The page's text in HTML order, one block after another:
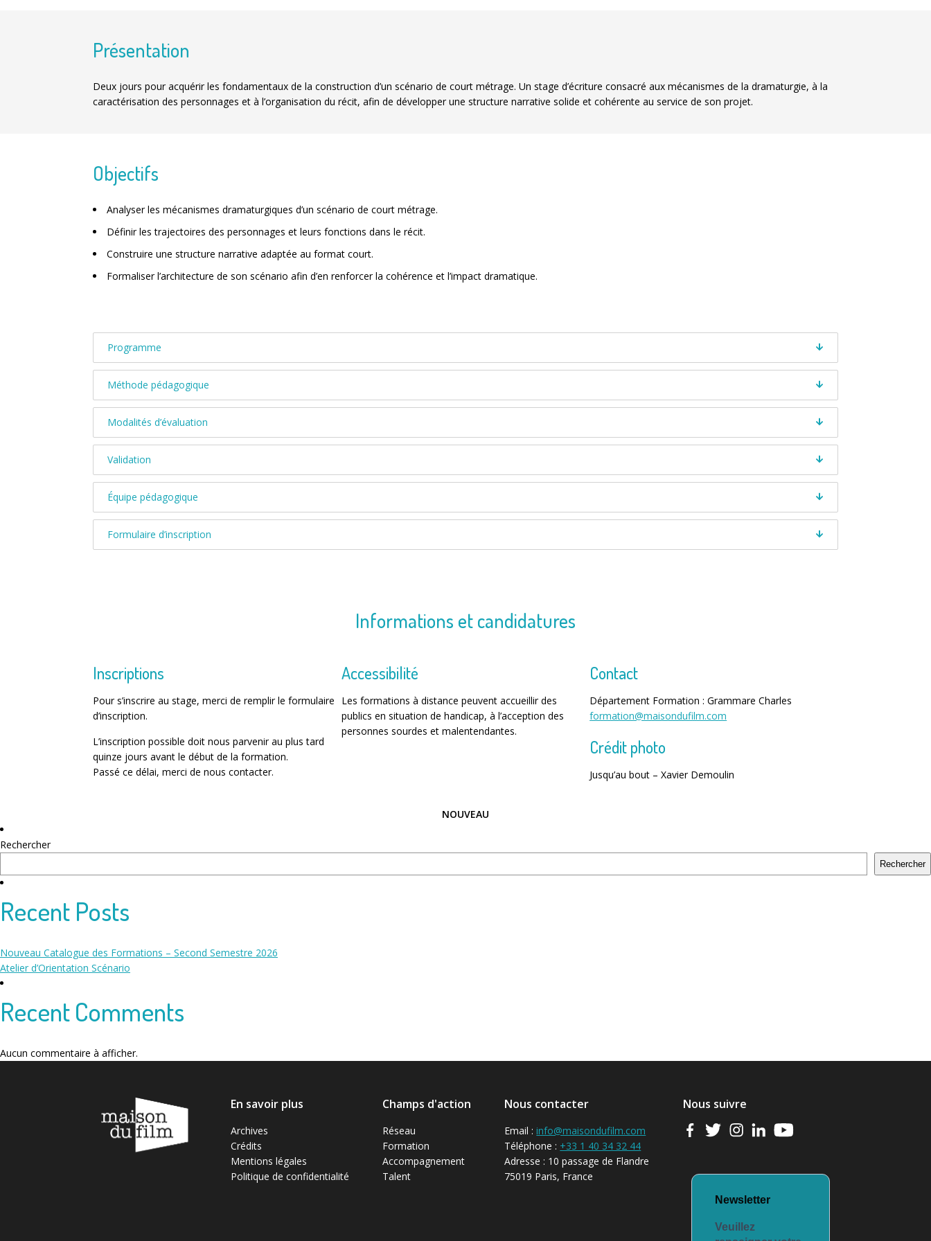
Présentation
Deux jours pour acquérir les fondamentaux de la construction d’un scénario de court métrage. Un stage d’écriture consacré aux mécanismes de la dramaturgie, à la
caractérisation des personnages et à l’organisation du récit, afin de développer une structure narrative solide et cohérente au service de son projet.
Objectifs
Analyser les mécanismes dramaturgiques d’un scénario de court métrage.
Définir les trajectoires des personnages et leurs fonctions dans le récit.
Construire une structure narrative adaptée au format court.
Formaliser l’architecture de son scénario afin d’en renforcer la cohérence et l’impact dramatique.
Programme
Méthode pédagogique
Modalités d’évaluation
Validation
Équipe pédagogique
Formulaire d’inscription
Informations et candidatures
Inscriptions
Pour s’inscrire au stage, merci de remplir le formulaire
d’inscription.
L’inscription possible doit nous parvenir au plus tard
quinze jours avant le début de la formation.
Passé ce délai, merci de nous contacter.
Accessibilité
Les formations à distance peuvent accueillir des
publics en situation de handicap, à l’acception des
personnes sourdes et malentendantes.
Contact
Département Formation : Grammare Charles
formation@maisondufilm.com
Crédit photo
Jusqu’au bout – Xavier Demoulin
NOUVEAU
Rechercher
Rechercher
Recent Posts
Nouveau Catalogue des Formations – Second Semestre 2026
Atelier d’Orientation Scénario
Recent Comments
Aucun commentaire à afficher.
En savoir plus
Archives
Crédits
Mentions légales
Politique de confidentialité
Champs d'action
Réseau
Formation
Accompagnement
Talent
Nous contacter
Email :info@maisondufilm.com
Téléphone : +33 1 40 34 32 44
Adresse : 10 passage de Flandre
75019 Paris, France
Nous suivre
Newsletter
Veuillez